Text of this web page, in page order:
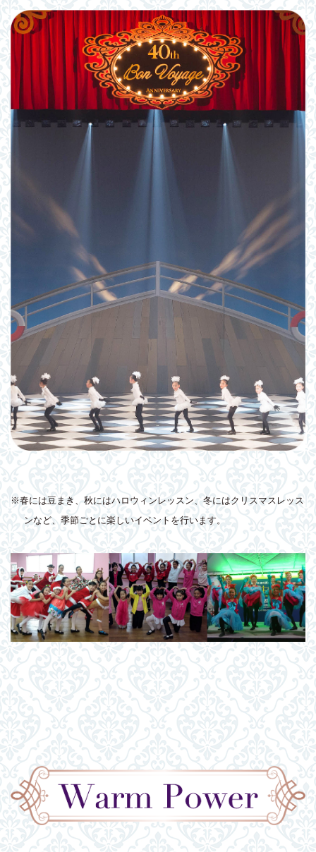
※春には豆まき、秋にはハロウィンレッスン、冬にはクリスマスレッス
ンなど、季節ごとに楽しいイベントを行います。